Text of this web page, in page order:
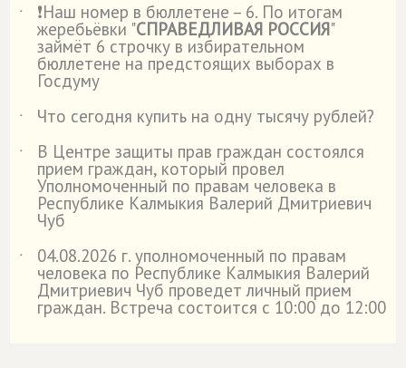
˙
❗Наш номер в бюллетене – 6. По итогам
жеребьёвки "СПРАВЕДЛИВАЯ РОССИЯ"
займёт 6 строчку в избирательном
бюллетене на предстоящих выборах в
Госдуму
˙
Что сегодня купить на одну тысячу рублей?
˙
В Центре защиты прав граждан состоялся
прием граждан, который провел
Уполномоченный по правам человека в
Республике Калмыкия Валерий Дмитриевич
Чуб
˙
04.08.2026 г. уполномоченный по правам
человека по Республике Калмыкия Валерий
Дмитриевич Чуб проведет личный прием
граждан. Встреча состоится с 10:00 до 12:00